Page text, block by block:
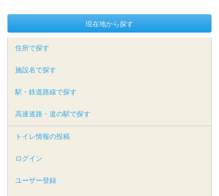
現在地から探す
住所で探す
施設名で探す
駅・鉄道路線で探す
高速道路・道の駅で探す
トイレ情報の投稿
ログイン
ユーザー登録